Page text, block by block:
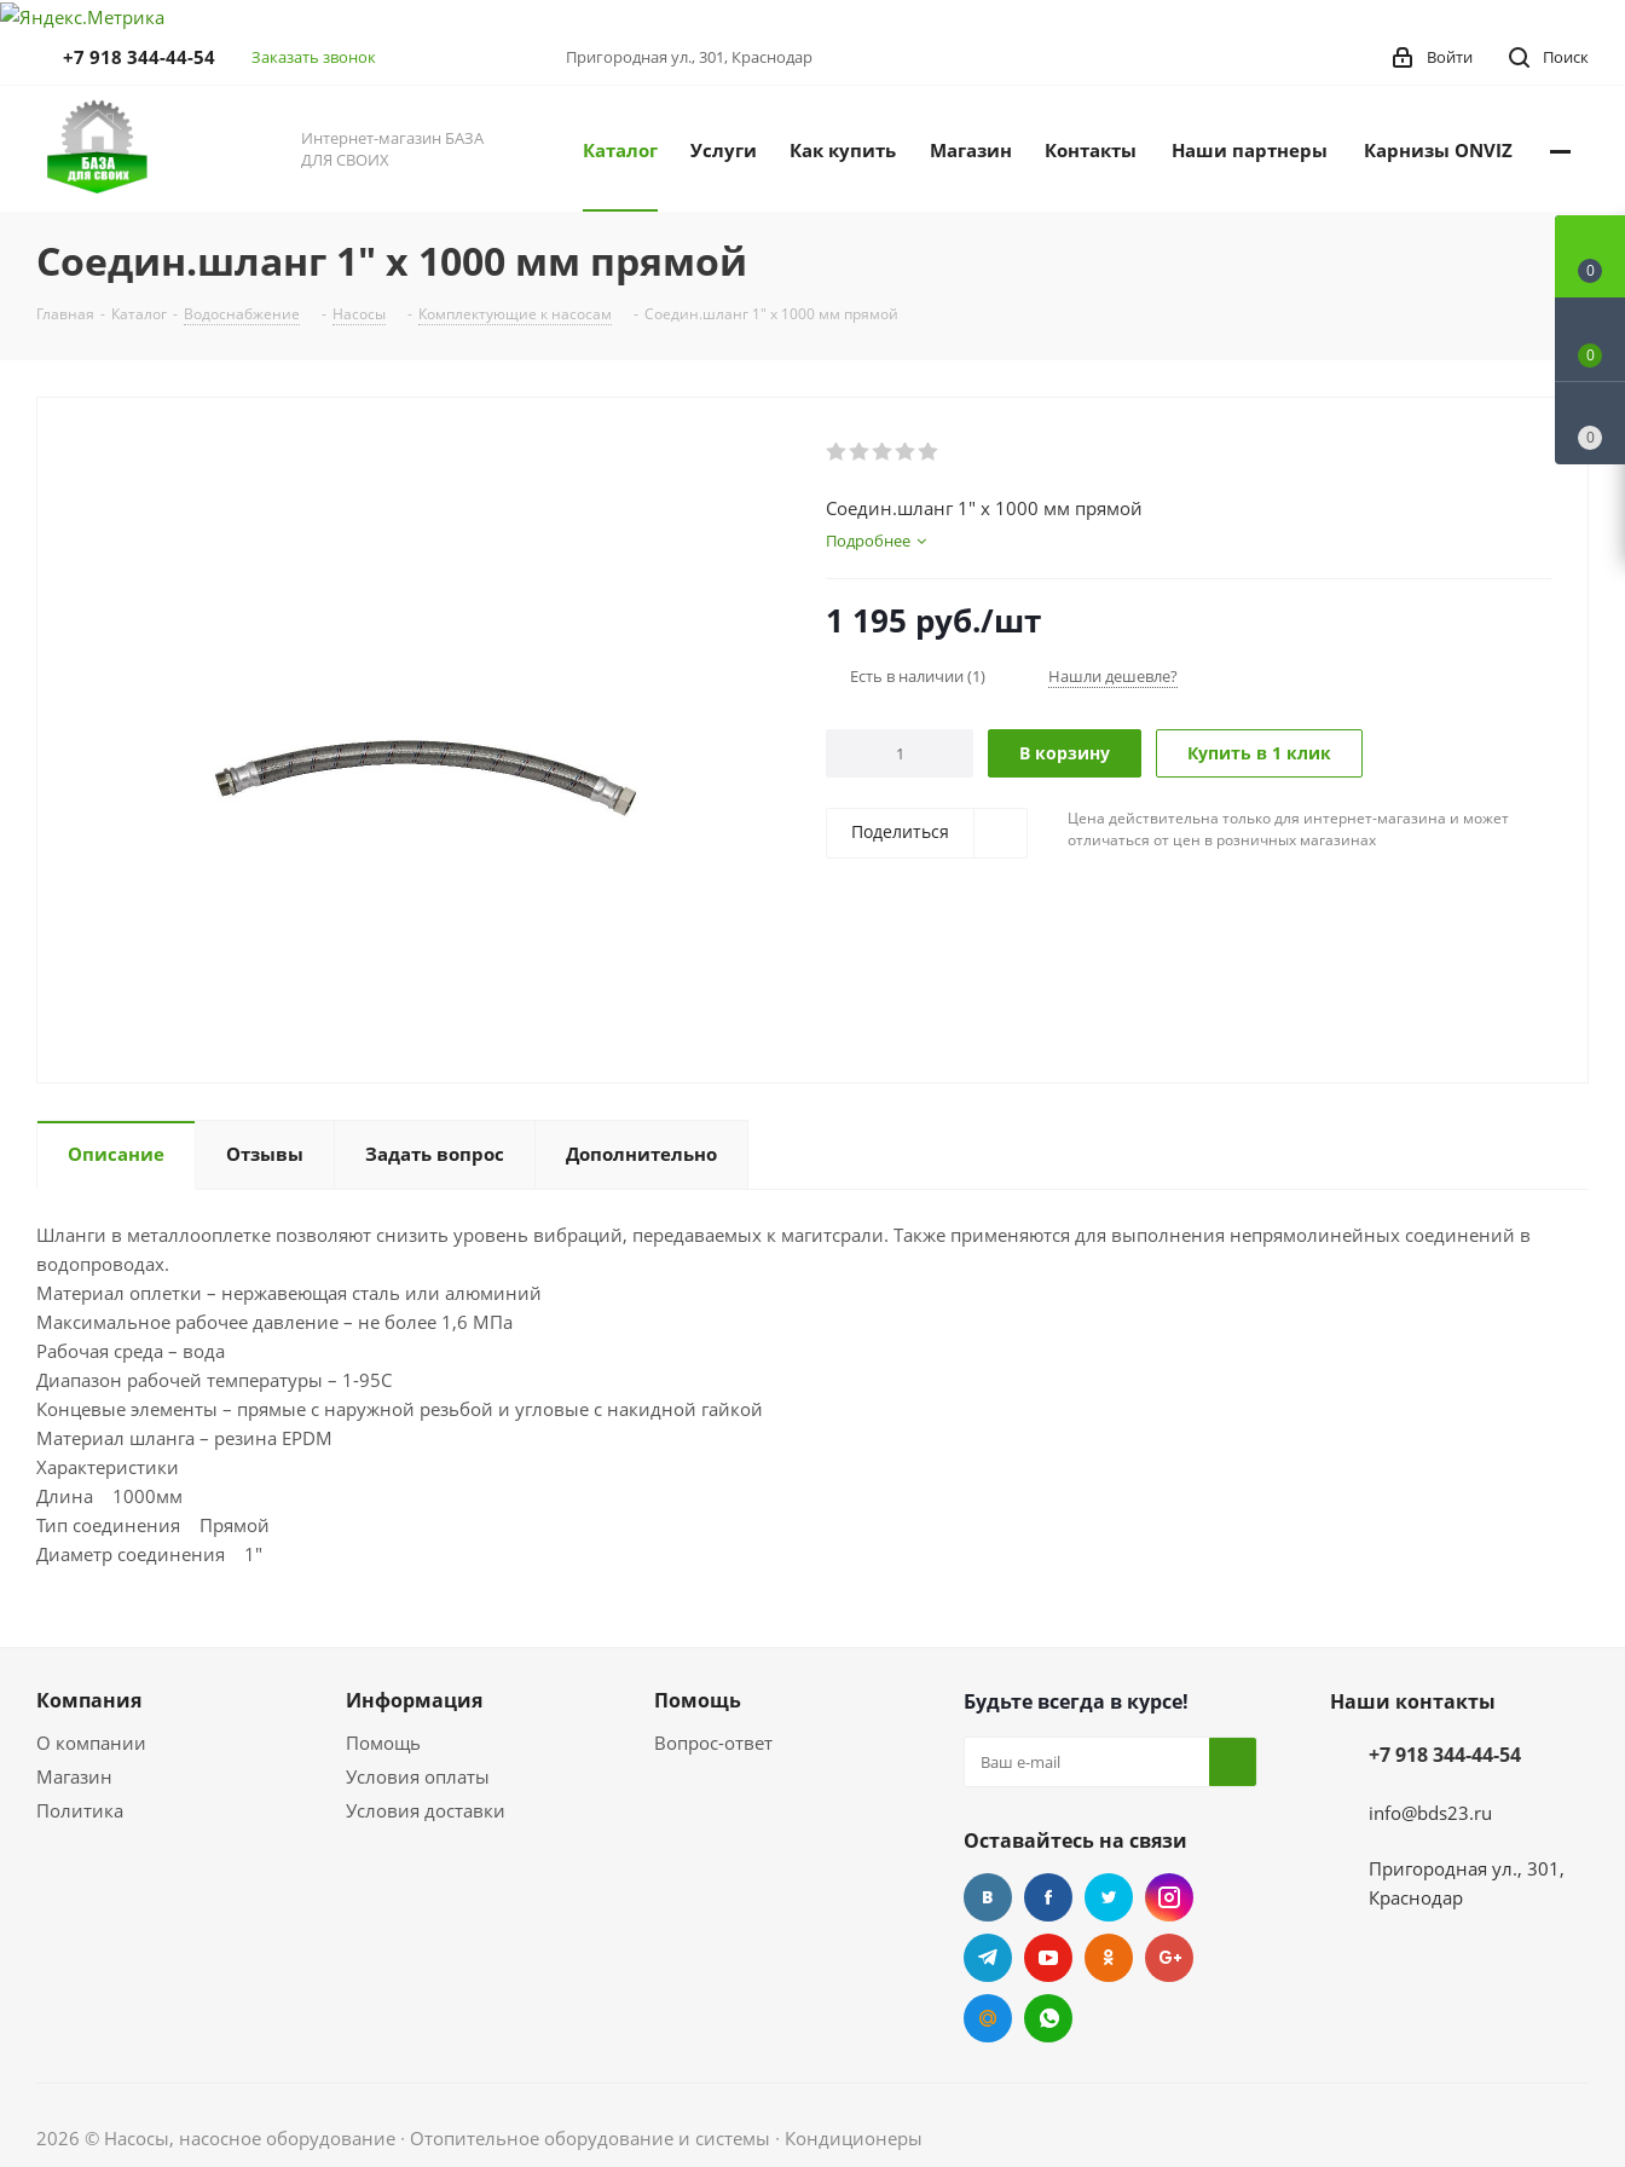
+7 918 344-44-54 Заказать звонок Пригородная ул., 301, Краснодар Поиск
Войти
Интернет-магазин БАЗА
ДЛЯ СВОИХ
Каталог Услуги Как купить Магазин Контакты Наши партнеры Карнизы ONVIZ
Соедин.шланг 1" х 1000 мм прямой
Главная - Каталог - Водоснабжение - Насосы - Комплектующие к насосам - Соедин.шланг 1" х 1000 мм прямой
Соедин.шланг 1" х 1000 мм прямой
Подробнее
1 195 руб./шт
Есть в наличии (1) Нашли дешевле?
В корзину Купить в 1 клик
Поделиться
Цена действительна только для интернет-магазина и может
отличаться от цен в розничных магазинах
Описание Отзывы Задать вопрос Дополнительно
Шланги в металлооплетке позволяют снизить уровень вибраций, передаваемых к магитсрали. Также применяются для выполнения непрямолинейных соединений в
водопроводах.
Материал оплетки – нержавеющая сталь или алюминий
Максимальное рабочее давление – не более 1,6 МПа
Рабочая среда – вода
Диапазон рабочей температуры – 1-95С
Концевые элементы – прямые с наружной резьбой и угловые с накидной гайкой
Материал шланга – резина EPDM
Характеристики
Длина 1000мм
Тип соединения Прямой
Диаметр соединения 1"
Компания
О компании
Магазин
Политика
Информация
Помощь
Условия оплаты
Условия доставки
Помощь
Вопрос-ответ
Будьте всегда в курсе!
Оставайтесь на связи
Наши контакты
+7 918 344-44-54
info@bds23.ru
Пригородная ул., 301,
Краснодар
2026 © Насосы, насосное оборудование ∙ Отопительное оборудование и системы ∙ Кондиционеры
0
0
0